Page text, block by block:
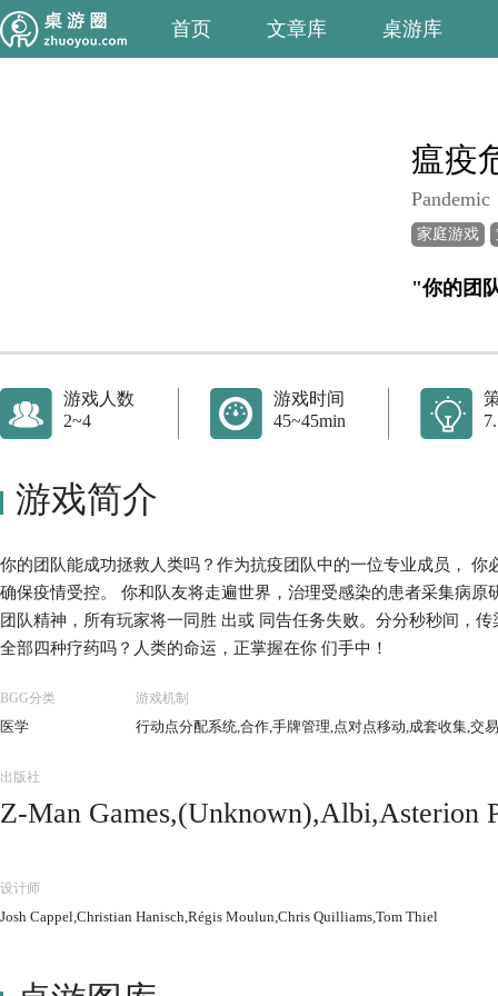
首页 文章库 桌游库
瘟疫
Pandemic
家庭游戏
"你的团
游戏人数
2~4
游戏时间
45~45min
游戏简介
你的团队能成功拯救人类吗？作为抗疫团队中的一位专业成员，
确保疫情受控。 你和队友将走遍世界，治理受感染的患者采集病
团队精神，所有玩家将一同胜 出或 同告任务失败。分分秒秒间，
全部四种疗药吗？人类的命运，正掌握在你 们手中！
BGG分类
医学
游戏机制
行动点分配系统,合作,手牌管理,点对点移动,成套收集,交
出版社
Z-Man Games,(Unknown),Albi,Asterion
kers,Kaissa Chess & Games,Korea
tapelit.fi,Lifestyle Boardgames
bri,Wargames Club Publishing,White
设计师
Josh Cappel,Christian Hanisch,Régis Moulun,Chris Quilliams,Tom Thiel